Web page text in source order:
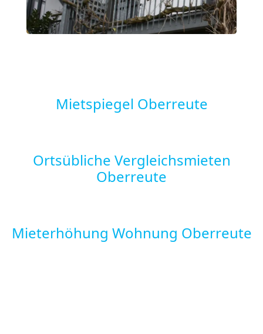
Mietspiegel Oberreute
Ortsübliche Vergleichsmieten
Oberreute
Mieterhöhung Wohnung Oberreute